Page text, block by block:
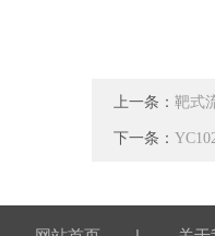
上一条： 靶式
下一条：